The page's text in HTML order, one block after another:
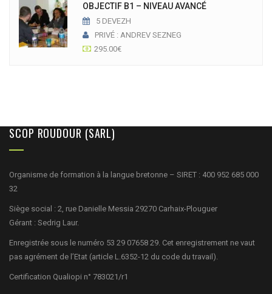
OBJECTIF B1 – NIVEAU AVANCÉ
5 DEVEZH
PRIVÉ : ANDREV SEZNEG
295.00€
SCOP ROUDOUR (SARL)
Organisme de formation à la langue bretonne – SIRET : 400 952 685 000
32
Siège social : 2, rue Danielle Messia 29270 Carhaix-Plouguer
Gérant : Sedrig Laur.
Enregistrée sous le numéro 53 29 07658 29. Cet enregistrement ne vaut
pas agrément de l’Etat (article L.6352-12 du code du travail).
Certification Qualiopi n° 783021/r1